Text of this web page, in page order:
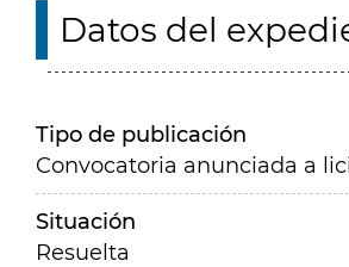
Datos del
Tipo de publicación
Convocatoria anunciada a
Situación
Resuelta